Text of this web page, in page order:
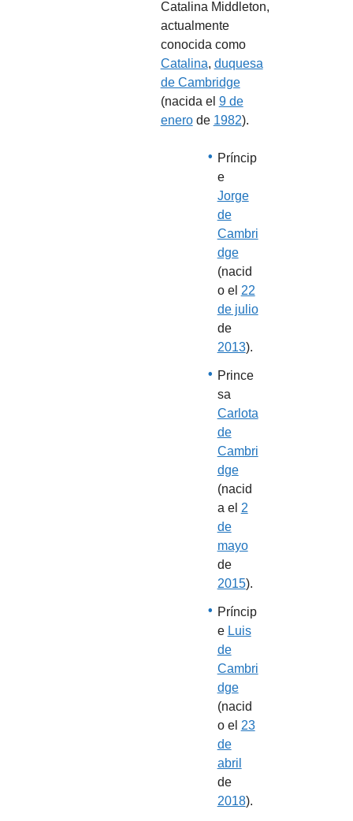
Catalina Middleton,
actualmente
conocida como
Catalina, duquesa
de Cambridge
(nacida el 9 de
enerode 1982).
Príncip
e
Jorge
de
Cambri
dge
(nacid
o el 22
de julio
de
2013).
Prince
sa
Carlota
de
Cambri
dge
(nacid
a el 2
de
mayo
de
2015).
Príncip
e Luis
de
Cambri
dge
(nacid
o el 23
de
abril
de
2018).